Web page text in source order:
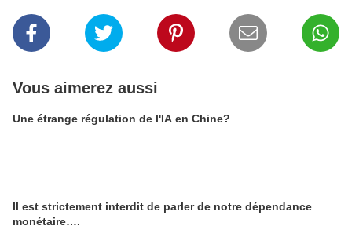
Vous aimerez aussi
Une étrange régulation de l'IA en Chine?
Il est strictement interdit de parler de notre dépendance
monétaire….